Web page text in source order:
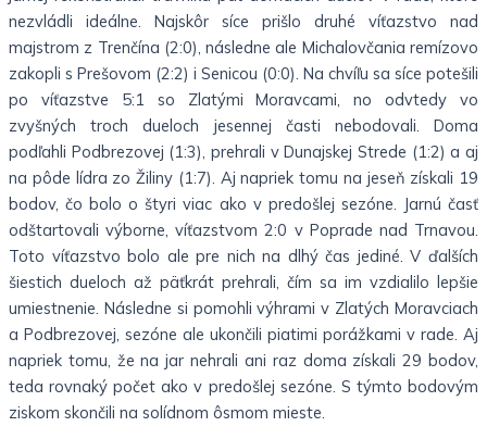
nezvládli ideálne. Najskôr síce prišlo druhé víťazstvo nad
majstrom z Trenčína (2:0), následne ale Michalovčania remízovo
zakopli s Prešovom (2:2) i Senicou (0:0). Na chvíľu sa síce potešili
po víťazstve 5:1 so Zlatými Moravcami, no odvtedy vo
zvyšných troch dueloch jesennej časti nebodovali. Doma
podľahli Podbrezovej (1:3), prehrali v Dunajskej Strede (1:2) a aj
na pôde lídra zo Žiliny (1:7). Aj napriek tomu na jeseň získali 19
bodov, čo bolo o štyri viac ako v predošlej sezóne. Jarnú časť
odštartovali výborne, víťazstvom 2:0 v Poprade nad Trnavou.
Toto víťazstvo bolo ale pre nich na dlhý čas jediné. V ďalších
šiestich dueloch až päťkrát prehrali, čím sa im vzdialilo lepšie
umiestnenie. Následne si pomohli výhrami v Zlatých Moravciach
a Podbrezovej, sezóne ale ukončili piatimi porážkami v rade. Aj
napriek tomu, že na jar nehrali ani raz doma získali 29 bodov,
teda rovnaký počet ako v predošlej sezóne. S týmto bodovým
ziskom skončili na solídnom ôsmom mieste.